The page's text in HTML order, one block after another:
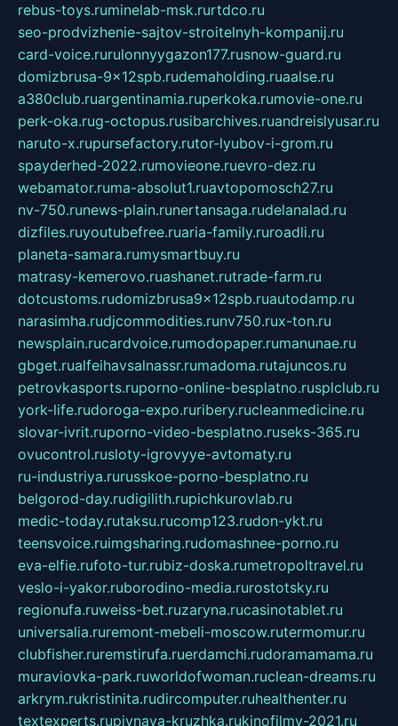
rebus-toys.ruminelab-msk.rurtdco.ru
seo-prodvizhenie-sajtov-stroitelnyh-kompanij.ru
card-voice.rurulonnyygazon177.rusnow-guard.ru
domizbrusa-9x12spb.rudemaholding.ruaalse.ru
a380club.ruargentinamia.ruperkoka.rumovie-one.ru
perk-oka.rug-octopus.rusibarchives.ruandreislyusar.ru
naruto-x.rupursefactory.rutor-lyubov-i-grom.ru
spayderhed-2022.rumovieone.ruevro-dez.ru
webamator.ruma-absolut1.ruavtopomosch27.ru
nv-750.runews-plain.runertansaga.rudelanalad.ru
dizfiles.ruyoutubefree.ruaria-family.ruroadli.ru
planeta-samara.rumysmartbuy.ru
matrasy-kemerovo.ruashanet.rutrade-farm.ru
dotcustoms.rudomizbrusa9x12spb.ruautodamp.ru
narasimha.rudjcommodities.runv750.rux-ton.ru
newsplain.rucardvoice.rumodopaper.rumanunae.ru
gbget.rualfeihavsalnassr.rumadoma.rutajuncos.ru
petrovkasports.ruporno-online-besplatno.rusplclub.ru
york-life.rudoroga-expo.ruribery.rucleanmedicine.ru
slovar-ivrit.ruporno-video-besplatno.ruseks-365.ru
ovucontrol.rusloty-igrovyye-avtomaty.ru
ru-industriya.rurusskoe-porno-besplatno.ru
belgorod-day.rudigilith.rupichkurovlab.ru
medic-today.rutaksu.rucomp123.rudon-ykt.ru
teensvoice.ruimgsharing.rudomashnee-porno.ru
eva-elfie.rufoto-tur.rubiz-doska.rumetropoltravel.ru
veslo-i-yakor.ruborodino-media.rurostotsky.ru
regionufa.ruweiss-bet.ruzaryna.rucasinotablet.ru
universalia.ruremont-mebeli-moscow.rutermomur.ru
clubfisher.ruremstirufa.ruerdamchi.rudoramamama.ru
muraviovka-park.ruworldofwoman.ruclean-dreams.ru
arkrym.rukristinita.rudircomputer.ruhealthenter.ru
textexperts.rupivnaya-kruzhka.rukinofilmy-2021.ru